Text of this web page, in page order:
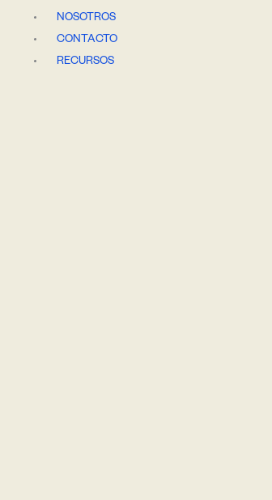
NOSOTROS
CONTACTO
RECURSOS